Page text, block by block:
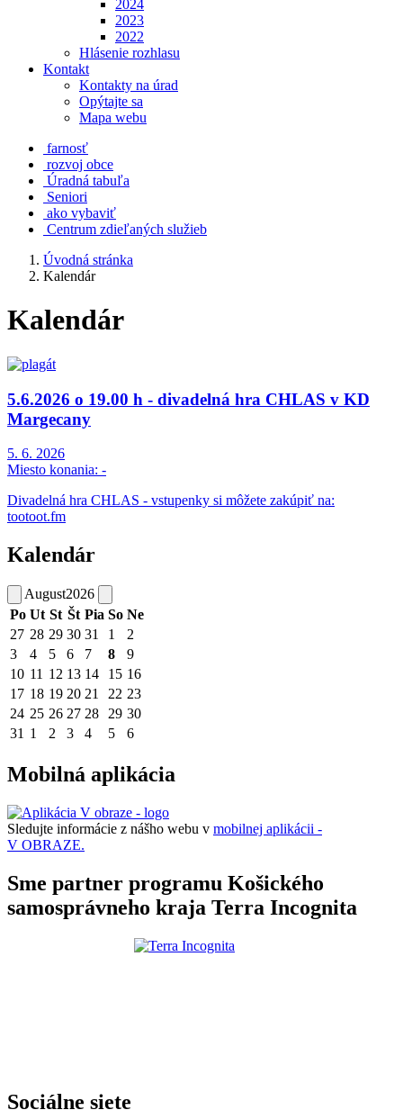
2024
2023
2022
Hlásenie rozhlasu
Kontakt
Kontakty na úrad
Opýtajte sa
Mapa webu
farnosť
rozvoj obce
Úradná tabuľa
Seniori
ako vybaviť
Centrum zdieľaných služieb
Úvodná stránka
Kalendár
Kalendár
5.6.2026 o 19.00 h - divadelná hra CHLAS v KD
Margecany
5. 6. 2026
Miesto konania: -
Divadelná hra CHLAS - vstupenky si môžete zakúpiť na:
tootoot.fm
Kalendár
August2026
Po Ut St Št Pia So Ne
27 28 29 30 31 1
2
3
4 5 6 7 8
9
10 11 12 13 14 15 16
17 18 19 20 21 22 23
24 25 26 27 28 29 30
31 1 2 3 4 5 6
Mobilná aplikácia
Sledujte informácie z nášho webu v mobilnej aplikácii -
V OBRAZE.
Sme partner programu Košického
samosprávneho kraja Terra Incognita
Sociálne siete